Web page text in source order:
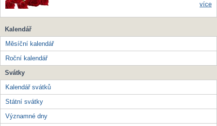
více
Kalendář
Měsíční kalendář
Roční kalendář
Svátky
Kalendář svátků
Státní svátky
Významné dny